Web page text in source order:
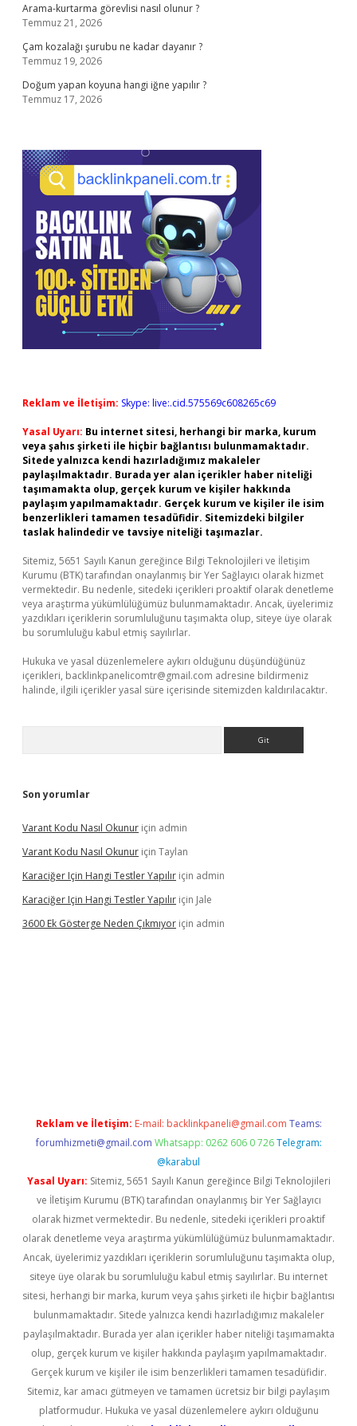
Arama-kurtarma görevlisi nasıl olunur ?
Temmuz 21, 2026
Çam kozalağı şurubu ne kadar dayanır ?
Temmuz 19, 2026
Doğum yapan koyuna hangi iğne yapılır ?
Temmuz 17, 2026
Reklam ve İletişim: Skype: live:.cid.575569c608265c69
Yasal Uyarı: Bu internet sitesi, herhangi bir marka, kurum
veya şahıs şirketi ile hiçbir bağlantısı bulunmamaktadır.
Sitede yalnızca kendi hazırladığımız makaleler
paylaşılmaktadır. Burada yer alan içerikler haber niteliği
taşımamakta olup, gerçek kurum ve kişiler hakkında
paylaşım yapılmamaktadır. Gerçek kurum ve kişiler ile isim
benzerlikleri tamamen tesadüfidir. Sitemizdeki bilgiler
taslak halindedir ve tavsiye niteliği taşımazlar.
Sitemiz, 5651 Sayılı Kanun gereğince Bilgi Teknolojileri ve İletişim
Kurumu (BTK) tarafından onaylanmış bir Yer Sağlayıcı olarak hizmet
vermektedir. Bu nedenle, sitedeki içerikleri proaktif olarak denetleme
veya araştırma yükümlülüğümüz bulunmamaktadır. Ancak, üyelerimiz
yazdıkları içeriklerin sorumluluğunu taşımakta olup, siteye üye olarak
bu sorumluluğu kabul etmiş sayılırlar.
Hukuka ve yasal düzenlemelere aykırı olduğunu düşündüğünüz
içerikleri, backlinkpanelicomtr@gmail.com adresine bildirmeniz
halinde, ilgili içerikler yasal süre içerisinde sitemizden kaldırılacaktır.
Son yorumlar
Varant Kodu Nasıl Okunur için admin
Varant Kodu Nasıl Okunur için Taylan
Karaciğer Için Hangi Testler Yapılır için admin
Karaciğer Için Hangi Testler Yapılır için Jale
3600 Ek Gösterge Neden Çıkmıyor için admin
Reklam ve İletişim: E-mail: backlinkpaneli@gmail.com Teams:
forumhizmeti@gmail.com Whatsapp: 0262 606 0 726 Telegram:
@karabul
Yasal Uyarı: Sitemiz, 5651 Sayılı Kanun gereğince Bilgi Teknolojileri
ve İletişim Kurumu (BTK) tarafından onaylanmış bir Yer Sağlayıcı
olarak hizmet vermektedir. Bu nedenle, sitedeki içerikleri proaktif
olarak denetleme veya araştırma yükümlülüğümüz bulunmamaktadır.
Ancak, üyelerimiz yazdıkları içeriklerin sorumluluğunu taşımakta olup,
siteye üye olarak bu sorumluluğu kabul etmiş sayılırlar. Bu internet
sitesi, herhangi bir marka, kurum veya şahıs şirketi ile hiçbir bağlantısı
bulunmamaktadır. Sitede yalnızca kendi hazırladığımız makaleler
paylaşılmaktadır. Burada yer alan içerikler haber niteliği taşımamakta
olup, gerçek kurum ve kişiler hakkında paylaşım yapılmamaktadır.
Gerçek kurum ve kişiler ile isim benzerlikleri tamamen tesadüfidir.
Sitemiz, kar amacı gütmeyen ve tamamen ücretsiz bir bilgi paylaşım
platformudur. Hukuka ve yasal düzenlemelere aykırı olduğunu